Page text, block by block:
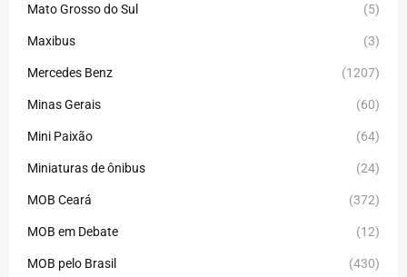
Mato Grosso do Sul (5)
Maxibus (3)
Mercedes Benz (1207)
Minas Gerais (60)
Mini Paixão (64)
Miniaturas de ônibus (24)
MOB Ceará (372)
MOB em Debate (12)
MOB pelo Brasil (430)